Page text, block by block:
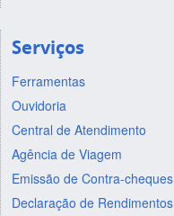
Serviços
Ferramentas
Ouvidoria
Central de Atendimento
Agência de Viagem
Emissão de Contra-cheques
Declaração de Rendimentos